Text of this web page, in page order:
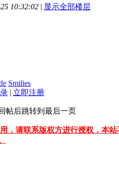
10:32:02 | 显示全部楼层
Smilies
| 立即注册
帖后跳转到最后一页
，请联系版权方进行授权，本